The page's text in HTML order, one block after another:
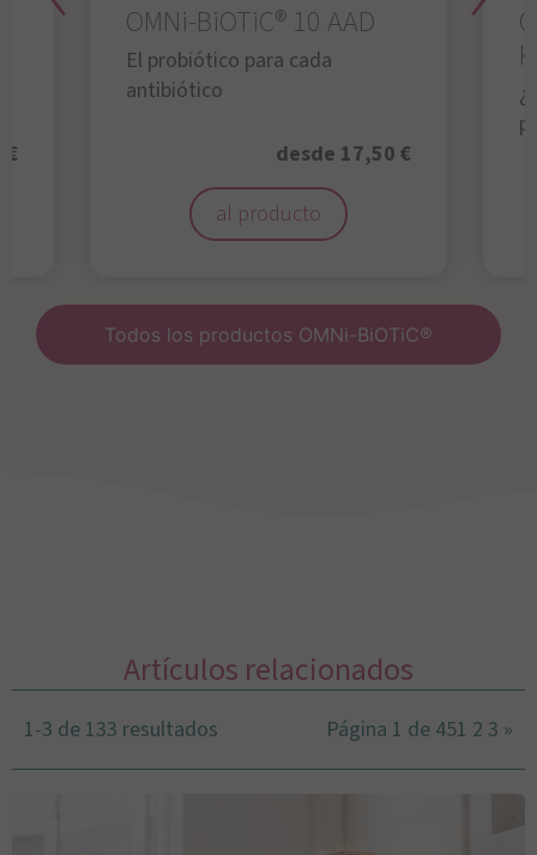
€
OMNi-BiOTiC® 10 AAD
El probiótico para cada
antibiótico
desde 17,50 €
al producto
Todos los productos OMNi-BiOTiC®
Artículos relacionados
1-3 de 133 resultados Página 1 de 451 2 3 »